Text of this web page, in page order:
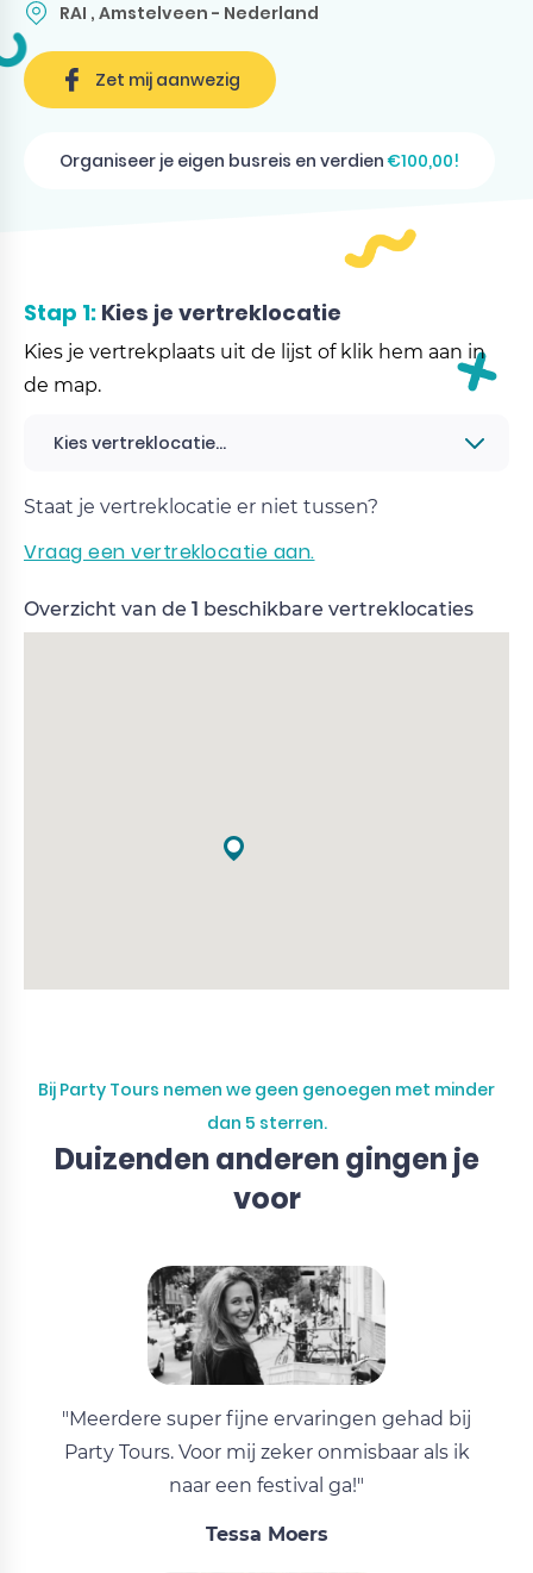
RAI , Amstelveen - Nederland
Zet mij aanwezig
Organiseer je eigen busreis en verdien€100,00!
Stap 1: Kies je vertreklocatie
Kies je vertrekplaats uit de lijst of klik hem aan in
de map.
Kies vertreklocatie...
Staat je vertreklocatie er niet tussen?
Vraag een vertreklocatie aan.
Overzicht van de 1 beschikbare vertreklocaties
Bij Party Tours nemen we geen genoegen met minder
dan 5 sterren.
Duizenden anderen gingen je
voor
"Meerdere super fijne ervaringen gehad bij
Party Tours. Voor mij zeker onmisbaar als ik
naar een festival ga!"
Tessa Moers